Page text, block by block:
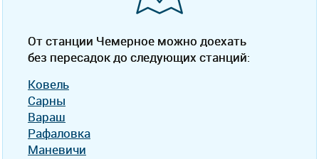
От станции Чемерное можно доехать
без пересадок до следующих станций:
Ковель
Сарны
Вараш
Рафаловка
Маневичи